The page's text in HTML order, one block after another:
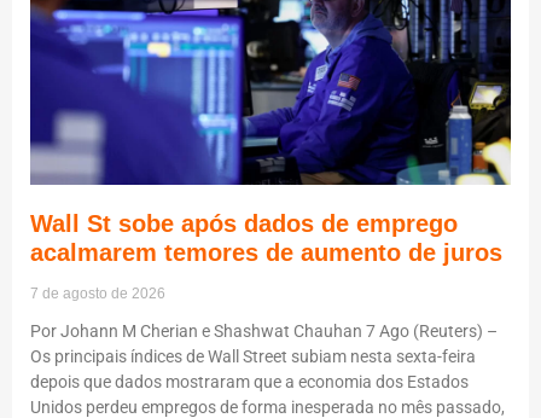
Wall St sobe após dados de emprego
acalmarem temores de aumento de juros
7 de agosto de 2026
Por Johann M Cherian e Shashwat Chauhan 7 Ago (Reuters) –
Os principais índices de Wall Street subiam nesta sexta-feira
depois que dados mostraram que a economia dos Estados
Unidos perdeu empregos de forma inesperada no mês passado,